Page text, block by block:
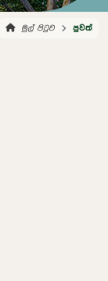
මුල් පිටුව පුවත්